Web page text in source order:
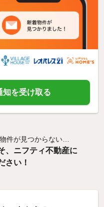
知を受け取る
件が見つからない…
、ニフティ不動産に
さい！